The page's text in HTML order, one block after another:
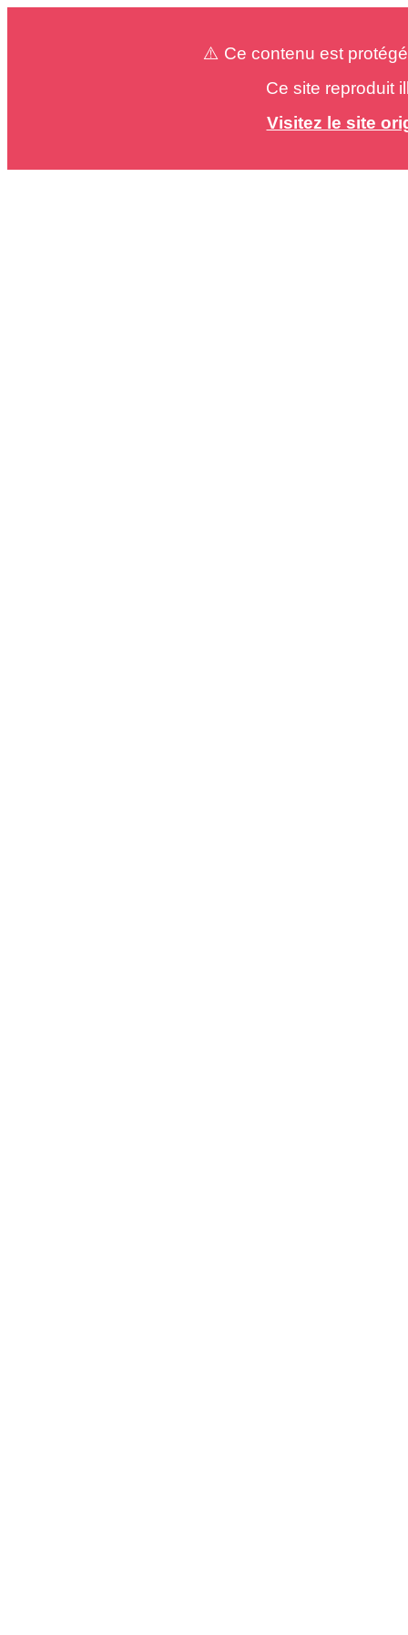
⚠️ Ce contenu est
Ce site reproduit
Visitez le site